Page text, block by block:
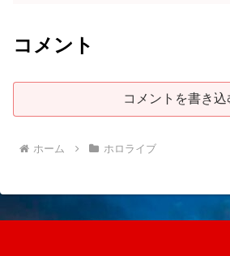
コメント
コメントを書き込
ホーム ホロライブ